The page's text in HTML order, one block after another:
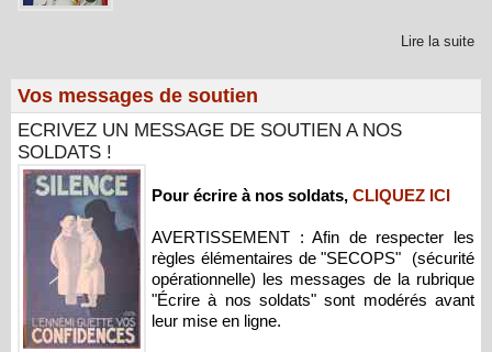
Lire la suite
Vos messages de soutien
ECRIVEZ UN MESSAGE DE SOUTIEN A NOS
SOLDATS !
Pour écrire à nos soldats, CLIQUEZ ICI
AVERTISSEMENT : Afin de respecter les
règles élémentaires de "SECOPS" (sécurité
opérationnelle) les messages de la rubrique
"Écrire à nos soldats" sont modérés avant
leur mise en ligne.